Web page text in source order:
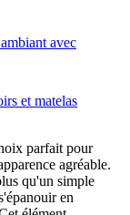
et matelas
parfait pour
agréable.
qu'un simple
en